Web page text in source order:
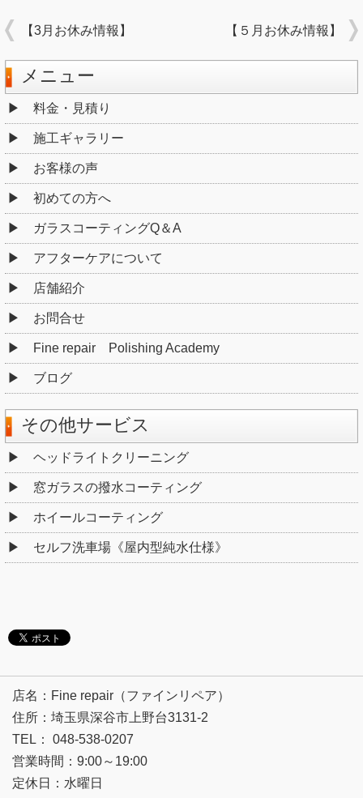
【3月お休み情報】 【５月お休み情報】
メニュー
料金・見積り
施工ギャラリー
お客様の声
初めての方へ
ガラスコーティングQ＆A
アフターケアについて
店舗紹介
お問合せ
Fine repair Polishing Academy
ブログ
その他サービス
ヘッドライトクリーニング
窓ガラスの撥水コーティング
ホイールコーティング
セルフ洗車場《屋内型純水仕様》
店名：Fine repair（ファインリペア）
住所：埼玉県深谷市上野台3131-2
TEL： 048-538-0207
営業時間：9:00～19:00
定休日：水曜日